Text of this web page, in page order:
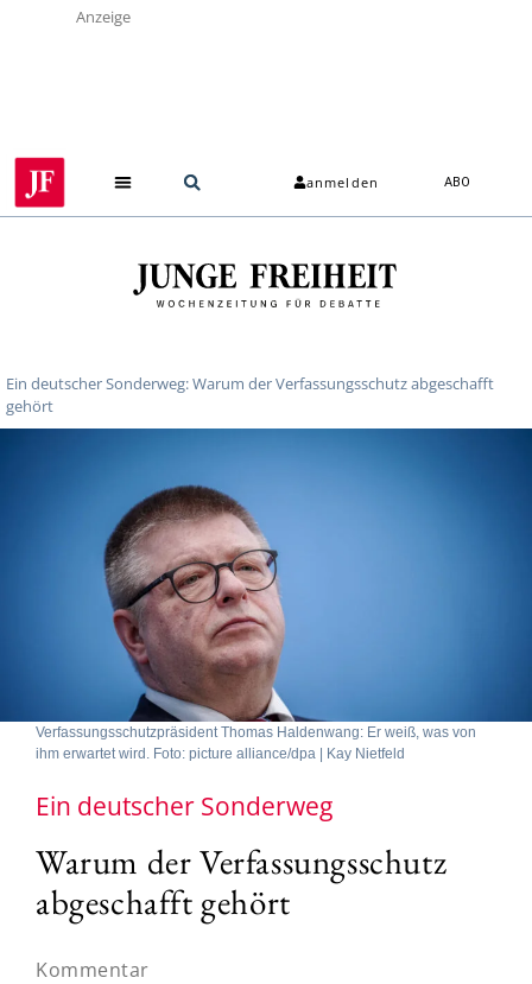
Anzeige
anmelden ABO
Ein deutscher Sonderweg: Warum der Verfassungsschutz abgeschafft
gehört
Verfassungsschutzpräsident Thomas Haldenwang: Er weiß, was von
ihm erwartet wird. Foto: picture alliance/dpa | Kay Nietfeld
Ein deutscher Sonderweg
Warum der Verfassungsschutz
abgeschafft gehört
Kommentar